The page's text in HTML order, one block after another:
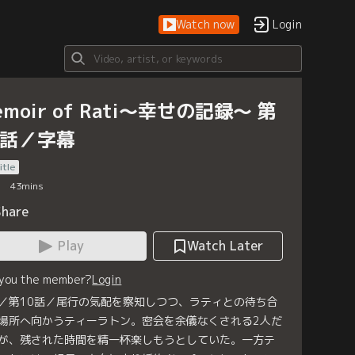
Watch now Login
of Rati～幸せの記録～ 第
／字幕
43mins
Play
Watch Later
the member?Login
第10話／尾行の気配を察知しつつ、ラティとの待ち合
所へ向かうティーラトン。密会を余儀なくされる2人だ
、残された時間を精一杯楽しもうとしていた。一方テ